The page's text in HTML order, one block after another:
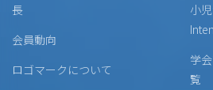
長
会員動向
ロゴマークについて
小
学
覧